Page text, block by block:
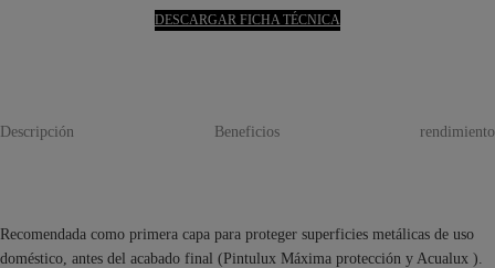
DESCARGAR FICHA TÉCNICA
Descripción Beneficios rendimiento
Recomendada como primera capa para proteger superficies metálicas de uso
doméstico, antes del acabado final (Pintulux Máxima protección y Acualux ).